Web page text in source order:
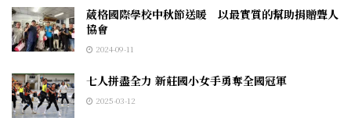
葳格國際學校中秋節送暖 以最實質的幫助捐贈聾人
協會
2024-09-11
七人拼盡全力 新莊國小女手勇奪全國冠軍
2025-03-12